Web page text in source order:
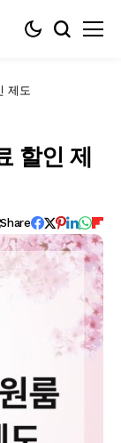
제도
할인 제
Share